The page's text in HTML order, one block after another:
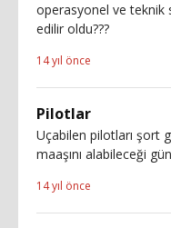
operasyonel ve teknik
edilir oldu???
14 yıl önce
Pilotlar
Uçabilen pilotları şort
maaşını alabileceği
14 yıl önce